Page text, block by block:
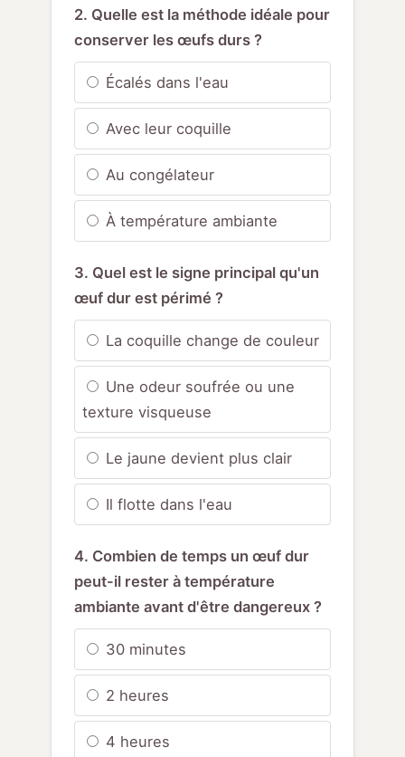
2. Quelle est la méthode idéale pour
conserver les œufs durs ?
Écalés dans l'eau
Avec leur coquille
Au congélateur
À température ambiante
3. Quel est le signe principal qu'un
œuf dur est périmé ?
La coquille change de couleur
Une odeur soufrée ou une
texture visqueuse
Le jaune devient plus clair
Il flotte dans l'eau
4. Combien de temps un œuf dur
peut-il rester à température
ambiante avant d'être dangereux ?
30 minutes
2 heures
4 heures